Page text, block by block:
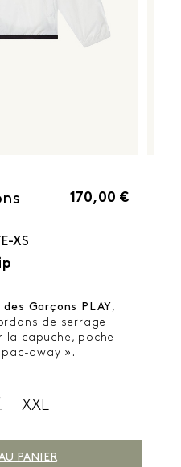
XS
170,00 €
des Garçons PLAY ,
de serrage
la capuche, poche
away ».
XXL
PANIER